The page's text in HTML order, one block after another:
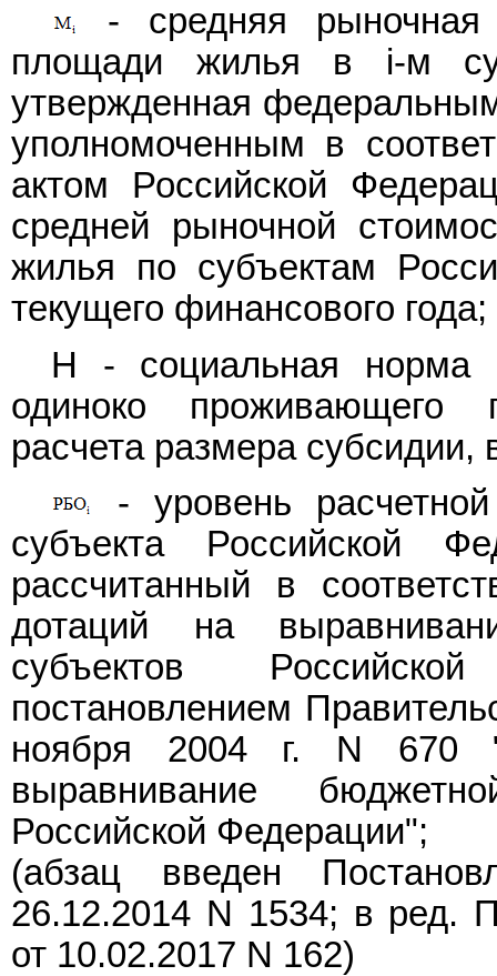
- средняя
площади жилья в i-м
утвержденная
уполномоченным в
актом Российской
средней рыночной
жилья по субъектам
текущего финансового года;
Н - социальная норма
одиноко проживающего
расчета размера субсидии,
- уровень
субъекта Российской
рассчитанный в
дотаций на
субъектов
постановлением
ноября 2004 г. N 670
выравнивание
Российской Федерации";
(абзац введен
26.12.2014 N 1534; в ред.
от 10.02.2017 N 162)